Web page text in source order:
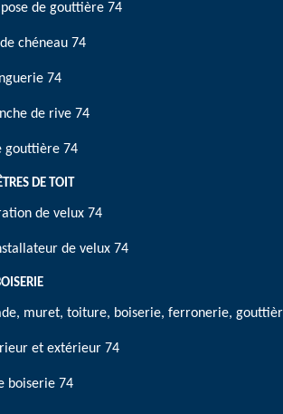
de gouttière 74
chéneau 74
74
de rive 74
gouttière 74
DE TOIT
de velux 74
de velux 74
muret, toiture, boiserie, ferronerie,
et extérieur 74
boiserie 74